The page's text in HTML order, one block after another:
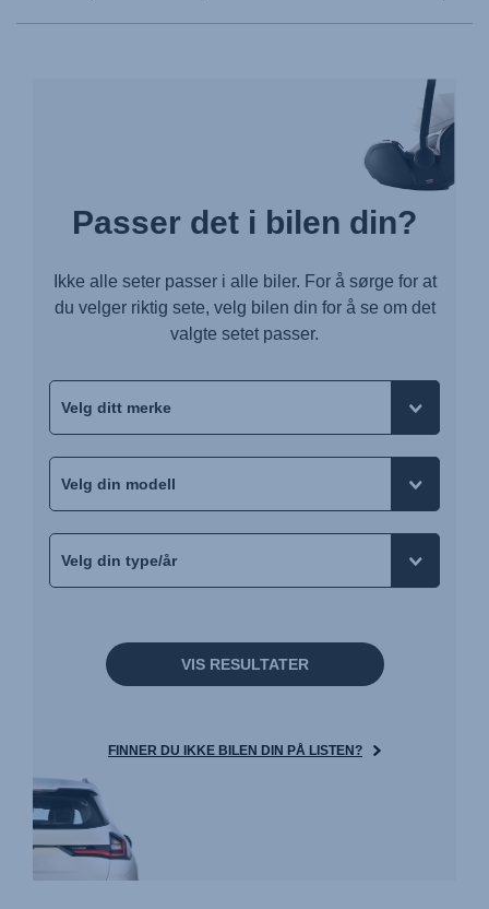
Passer det i bilen din?
Ikke alle seter passer i alle biler. For å sørge for at
du velger riktig sete, velg bilen din for å se om det
valgte setet passer.
VIS RESULTATER
FINNER DU IKKE BILEN DIN PÅ LISTEN?